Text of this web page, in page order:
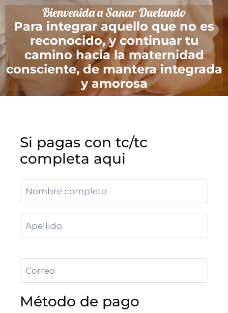
Bienvenida a Sanar Duelando
Para integrar aquello que no es
reconocido, y continuar tu
camino hacia la maternidad
consciente, de mantera integrada
y amorosa
Si pagas con tc/tc
completa aqui
Método de pago